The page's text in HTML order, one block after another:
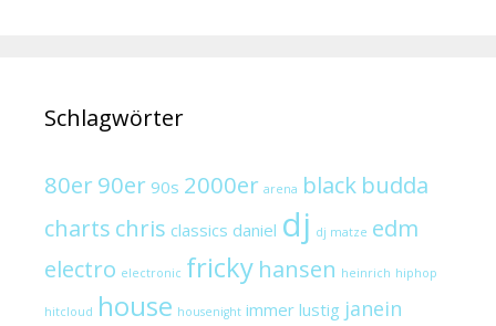
Schlagwörter
80er90er 90s 2000er arena black budda
charts chris classics daniel dj dj matze edm
electro electronic fricky hansen heinrich hiphop
hitcloud house housenight immer lustig janein